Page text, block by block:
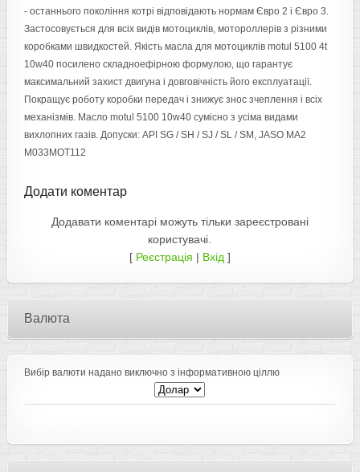
- останнього покоління котрі відповідають нормам Євро 2 і Євро 3.
Застосовується для всіх видів мотоциклів, мотороллерів з різними
коробками швидкостей. Якість масла для мотоциклів motul 5100 4t
10w40 посилено складноефірною формулою, що гарантує
максимальний захист двигуна і довговічність його експлуатації.
Покращує роботу коробки передач і знижує знос зчеплення і всіх
механізмів. Масло motul 5100 10w40 сумісно з усіма видами
вихлопних газів. Допуски: API SG / SH / SJ / SL / SM, JASO MA2
M033MOT112
Додати коментар
Додавати коментарі можуть тільки зареєстровані
користувачі.
[ Реєстрація | Вхід ]
Валюта
Вибір валюти надано виключно з інформативною ціллю